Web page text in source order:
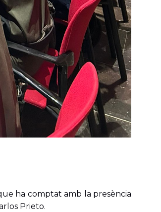
ha comptat amb la presència
Prieto.